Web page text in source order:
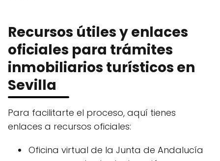
Recursos útiles y enlaces
oficiales para trámites
inmobiliarios turísticos en
Sevilla
Para facilitarte el proceso, aquí tienes
enlaces a recursos oficiales:
Oficina virtual de la Junta de Andalucía